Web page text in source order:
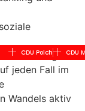
Welling und
jeden Fall im
Wandels aktiv
CDU Polch CDU